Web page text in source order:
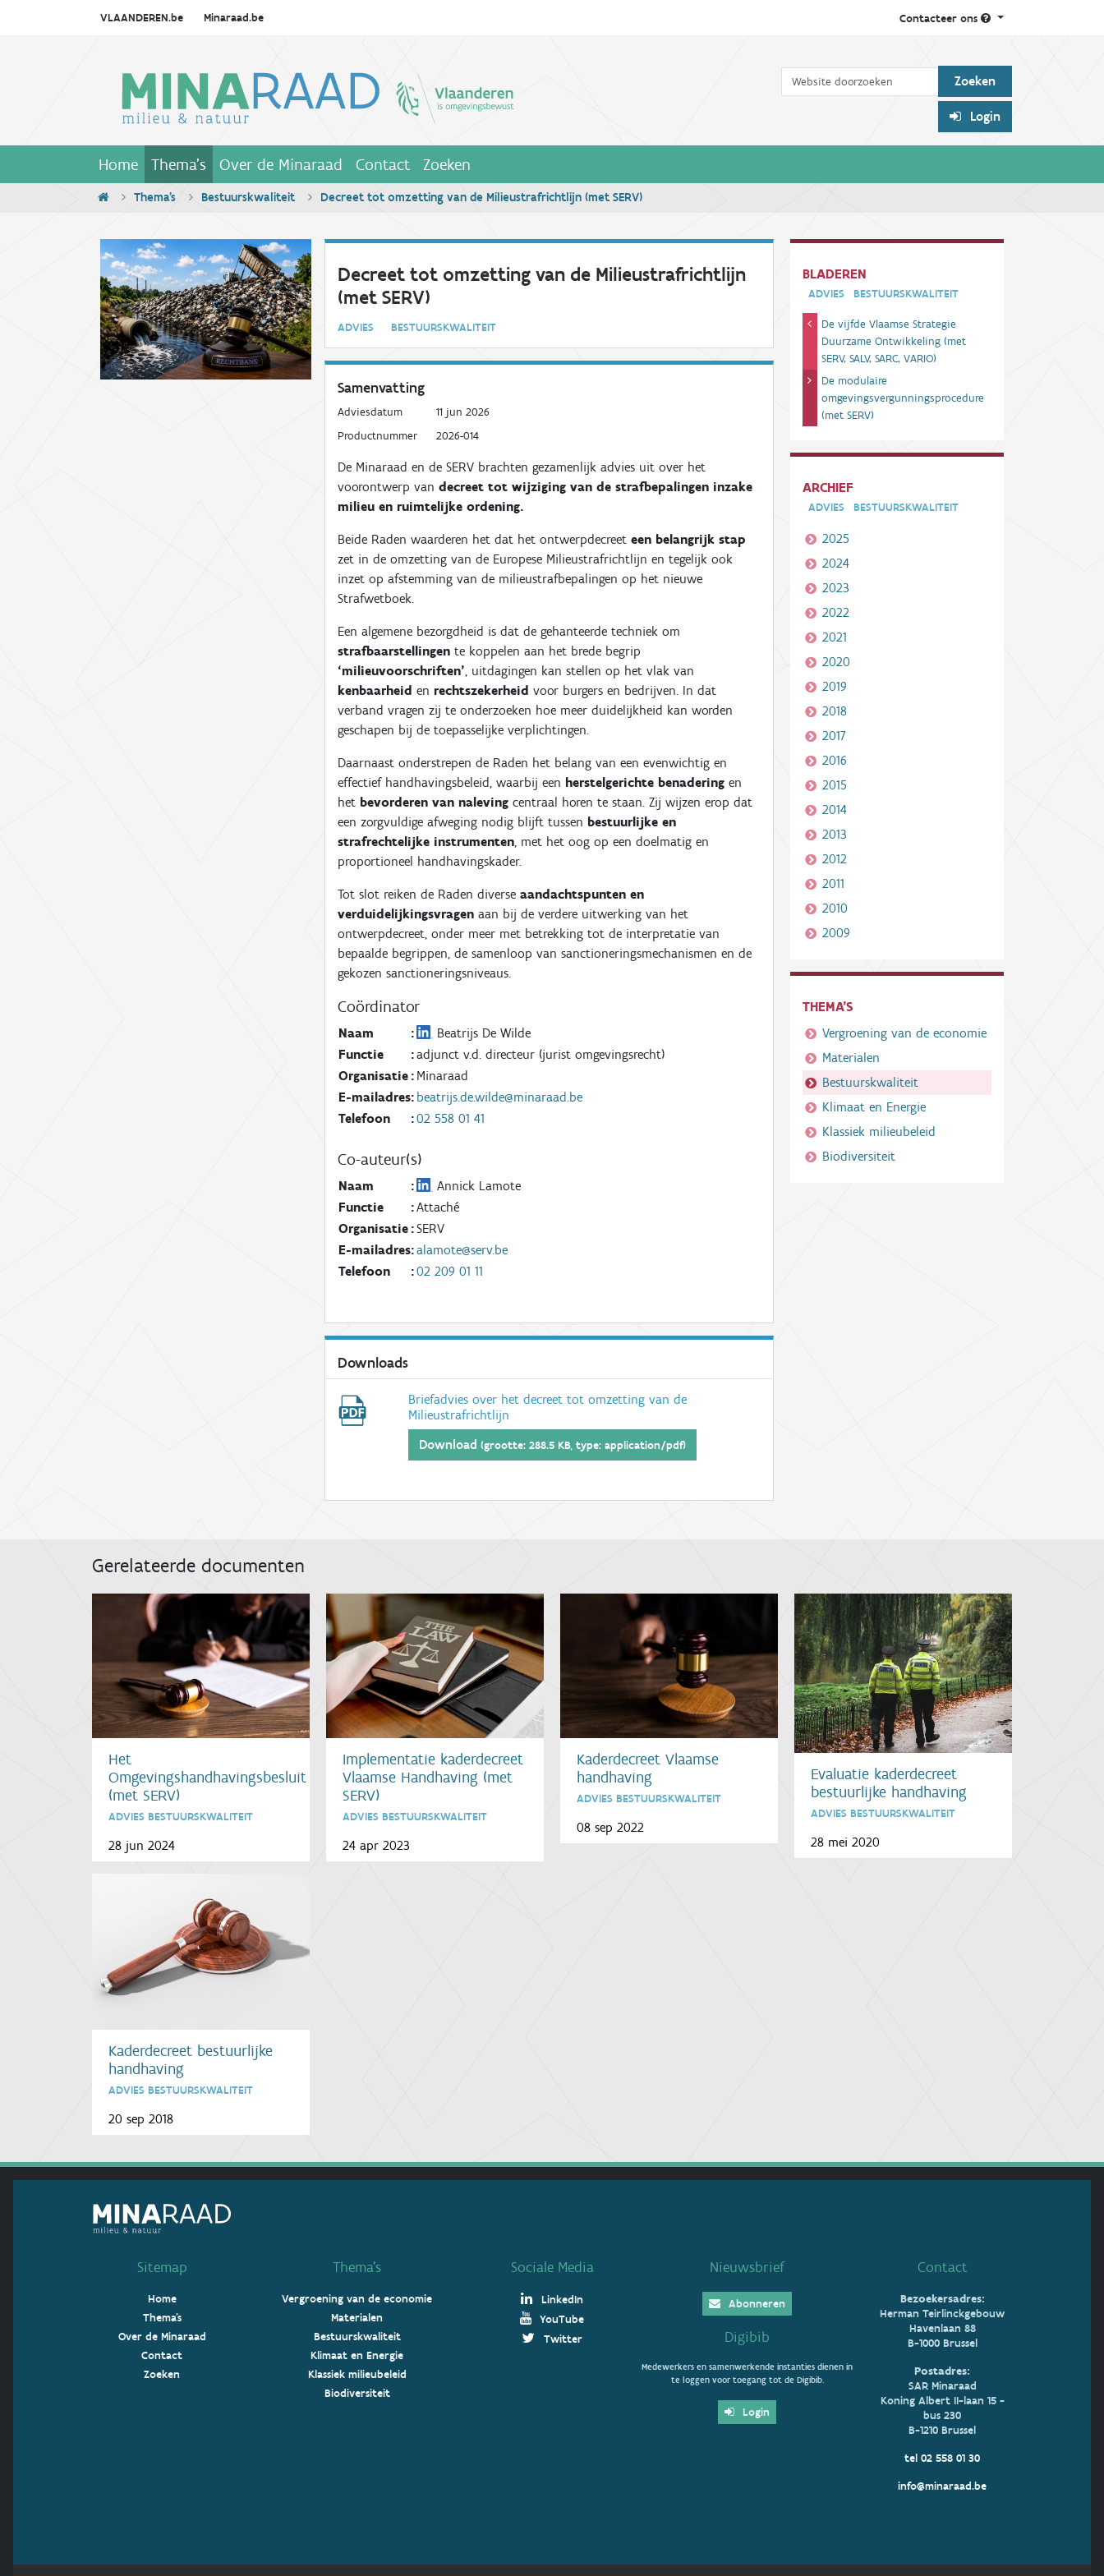
VLAANDEREN.be Minaraad.be Contacteer ons
Zoek
Login
Home Thema's Over de Minaraad Contact Zoeken
Thema's Bestuurskwaliteit Decreet tot omzetting van de Milieustrafrichtlijn (met SERV)
Decreet tot omzetting van de Milieustrafrichtlijn
(met SERV)
ADVIES BESTUURSKWALITEIT
Samenvatting
Adviesdatum
11 jun 2026
Productnummer
2026-014
De Minaraad en de SERV brachten gezamenlijk advies uit over het
voorontwerp vandecreet tot wijziging van de strafbepalingen inzake
milieu en ruimtelijke ordening.
Beide Raden waarderen het dat het ontwerpdecreeteen belangrijk stap
zet in de omzetting van de Europese Milieustrafrichtlijn en tegelijk ook
inzet op afstemming van de milieustrafbepalingen op het nieuwe
Strafwetboek.
Een algemene bezorgdheid is dat de gehanteerde techniek om
strafbaarstellingen te koppelen aan het brede begrip
‘milieuvoorschriften’ , uitdagingen kan stellen op het vlak van
kenbaarheid en rechtszekerheid voor burgers en bedrijven. In dat
verband vragen zij te onderzoeken hoe meer duidelijkheid kan worden
geschapen bij de toepasselijke verplichtingen.
Daarnaast onderstrepen de Raden het belang van een evenwichtig en
effectief handhavingsbeleid, waarbij een herstelgerichte benadering en
het bevorderen van naleving centraal horen te staan. Zij wijzen erop dat
een zorgvuldige afweging nodig blijft tussen bestuurlijke en
strafrechtelijke instrumenten , met het oog op een doelmatig en
proportioneel handhavingskader.
Tot slot reiken de Raden diverseaandachtspunten en
verduidelijkingsvragen aan bij de verdere uitwerking van het
ontwerpdecreet, onder meer met betrekking tot de interpretatie van
bepaalde begrippen, de samenloop van sanctioneringsmechanismen en de
gekozen sanctioneringsniveaus.
Coördinator
:
Naam
Beatrijs De Wilde
:
Functie
adjunct v.d. directeur (jurist omgevingsrecht)
:
Organisatie Minaraad
:
E-mailadres beatrijs.de.wilde@minaraad.be
:
Telefoon 02 558 01 41
Co-auteur(s)
:
Naam
Annick Lamote
:
Functie
Attaché
:
Organisatie SERV
:
E-mailadres alamote@serv.be
:
Telefoon 02 209 01 11
Downloads
Briefadvies over het decreet tot omzetting van de
Milieustrafrichtlijn
Download(grootte: 288.5 KB, type: application/pdf)
BLADEREN
ADVIES BESTUURSKWALITEIT
De vijfde Vlaamse Strategie
Duurzame Ontwikkeling (met
SERV, SALV, SARC, VARIO)
De modulaire
omgevingsvergunningsprocedure
(met SERV)
ARCHIEF
ADVIES BESTUURSKWALITEIT
2025
2024
2023
2022
2021
2020
2019
2018
2017
2016
2015
2014
2013
2012
2011
2010
2009
THEMA'S
Vergroening van de economie
Materialen
Bestuurskwaliteit
Klimaat en Energie
Klassiek milieubeleid
Biodiversiteit
Gerelateerde documenten
Het
Omgevingshandhavingsbesluit
(met SERV)
ADVIES BESTUURSKWALITEIT
28 jun 2024
Implementatie kaderdecreet
Vlaamse Handhaving (met
SERV)
ADVIES BESTUURSKWALITEIT
24 apr 2023
Kaderdecreet Vlaamse
handhaving
ADVIES BESTUURSKWALITEIT
08 sep 2022
Evaluatie kaderdecreet
bestuurlijke handhaving
ADVIES BESTUURSKWALITEIT
28 mei 2020
Kaderdecreet bestuurlijke
handhaving
ADVIES BESTUURSKWALITEIT
20 sep 2018
Sitemap
Home
Thema's
Over de Minaraad
Contact
Zoeken
Thema’s
Vergroening van de economie
Materialen
Bestuurskwaliteit
Klimaat en Energie
Klassiek milieubeleid
Biodiversiteit
Sociale Media
LinkedIn
YouTube
Twitter
Nieuwsbrief
Abonneren
Digibib
Medewerkers en samenwerkende instanties dienen in
te loggen voor toegang tot de Digibib.
Login
Contact
Bezoekersadres:
Herman Teirlinckgebouw
Havenlaan 88
B-1000 Brussel
Postadres:
SAR Minaraad
Koning Albert II-laan 15 -
bus 230
B-1210 Brussel
tel 02 558 01 30
info@minaraad.be